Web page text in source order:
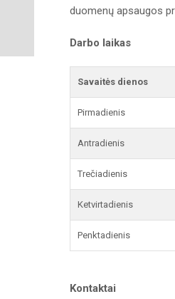
duomenų apsaugos
Darbo laikas
Savaitės dienos
Pirmadienis
Antradienis
Trečiadienis
Ketvirtadienis
Penktadienis
Kontaktai